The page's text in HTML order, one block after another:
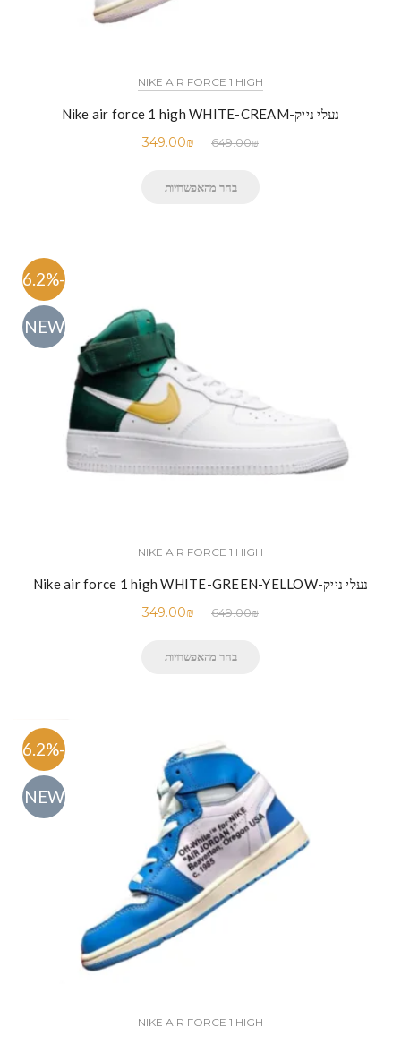
NIKE AIR FORCE 1 HIGH
נעלי נייק-Nike air force 1 high WHITE-CREAM
649.00₪
349.00₪
בחר מהאפשרויות
-46.2%
NEW
NIKE AIR FORCE 1 HIGH
נעלי נייק-Nike air force 1 high WHITE-GREEN-YELLOW
649.00₪
349.00₪
בחר מהאפשרויות
-46.2%
NEW
NIKE AIR FORCE 1 HIGH